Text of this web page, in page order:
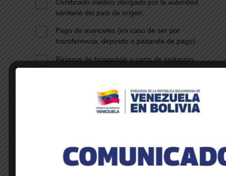
Certificado médico otorgado por la autoridad
sanitaria del país de origen.
Pago de aranceles (en caso de ser por
transferencia, deposito o pasarela de pago).
Reserva de hospedaje o carta de invitación.
DESCUBRE NOTICIAS